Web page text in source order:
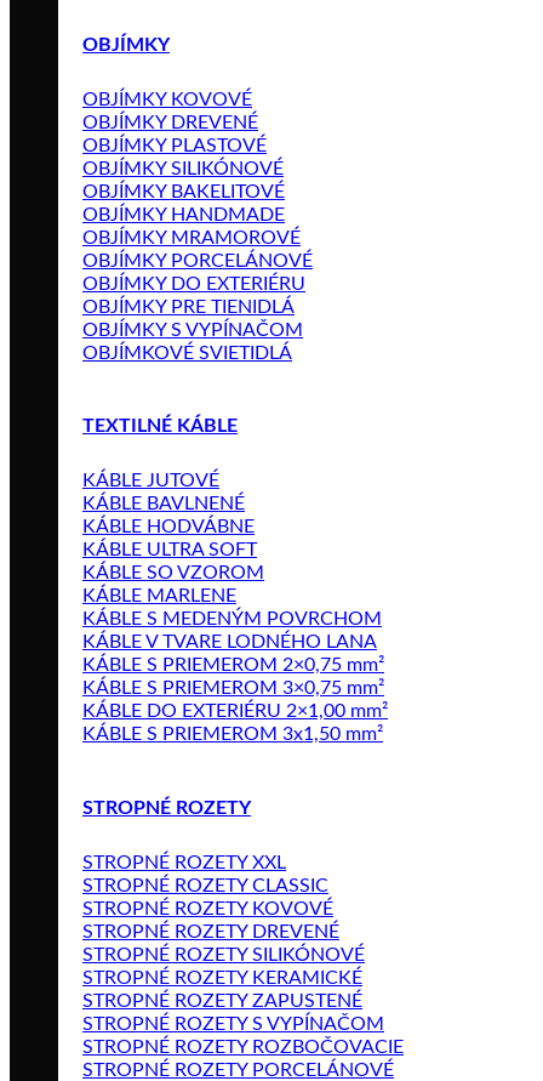
OBJÍMKY
OBJÍMKY KOVOVÉ
OBJÍMKY DREVENÉ
OBJÍMKY PLASTOVÉ
OBJÍMKY SILIKÓNOVÉ
OBJÍMKY BAKELITOVÉ
OBJÍMKY HANDMADE
OBJÍMKY MRAMOROVÉ
OBJÍMKY PORCELÁNOVÉ
OBJÍMKY DO EXTERIÉRU
OBJÍMKY PRE TIENIDLÁ
OBJÍMKY S VYPÍNAČOM
OBJÍMKOVÉ SVIETIDLÁ
TEXTILNÉ KÁBLE
KÁBLE JUTOVÉ
KÁBLE BAVLNENÉ
KÁBLE HODVÁBNE
KÁBLE ULTRA SOFT
KÁBLE SO VZOROM
KÁBLE MARLENE
KÁBLE S MEDENÝM POVRCHOM
KÁBLE V TVARE LODNÉHO LANA
KÁBLE S PRIEMEROM 2×0,75 mm²
KÁBLE S PRIEMEROM 3×0,75 mm²
KÁBLE DO EXTERIÉRU 2×1,00 mm²
KÁBLE S PRIEMEROM 3x1,50 mm²
STROPNÉ ROZETY
STROPNÉ ROZETY XXL
STROPNÉ ROZETY CLASSIC
STROPNÉ ROZETY KOVOVÉ
STROPNÉ ROZETY DREVENÉ
STROPNÉ ROZETY SILIKÓNOVÉ
STROPNÉ ROZETY KERAMICKÉ
STROPNÉ ROZETY ZAPUSTENÉ
STROPNÉ ROZETY S VYPÍNAČOM
STROPNÉ ROZETY ROZBOČOVACIE
STROPNÉ ROZETY PORCELÁNOVÉ